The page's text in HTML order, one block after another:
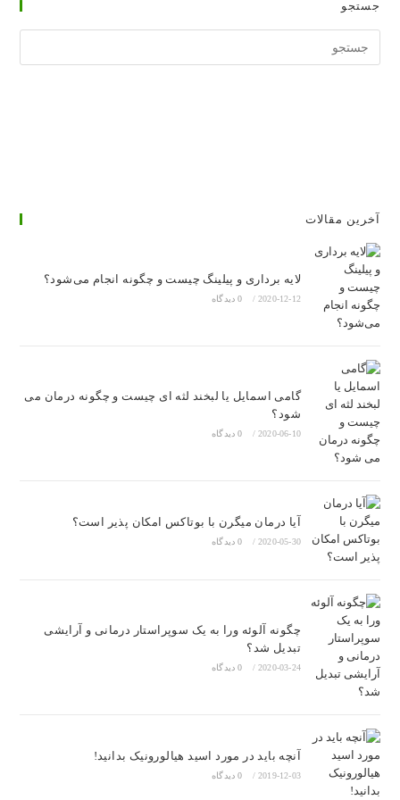
جستجو
وبسایت
آخرین مقالات
لایه برداری و پیلینگ چیست و چگونه انجام می‌شود؟
2020-12-12
/ 0 دیدگاه
گامی اسمایل یا لبخند لثه ای چیست و چگونه درمان می
شود؟
2020-06-10
/ 0 دیدگاه
آیا درمان میگرن با بوتاکس امکان پذیر است؟
2020-05-30
/ 0 دیدگاه
چگونه آلوئه ورا به یک سوپراستار درمانی و آرایشی
تبدیل شد؟
2020-03-24
/ 0 دیدگاه
آنچه باید در مورد اسید هیالورونیک بدانید!
2019-12-03
/ 0 دیدگاه